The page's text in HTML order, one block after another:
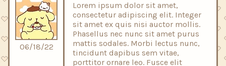
06/18/22
Lorem ipsum dolor sit amet,
consectetur adipiscing elit. Integer
sit amet ex quis nisi auctor mollis.
Phasellus nec nunc sit amet purus
mattis sodales. Morbi lectus nunc,
tincidunt dapibus sem vitae,
porttitor ornare leo. Fusce elit